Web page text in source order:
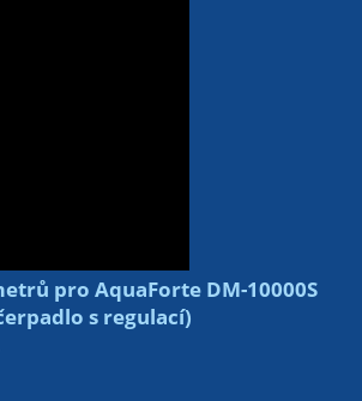
pro AquaForte DM-10000S
s regulací)